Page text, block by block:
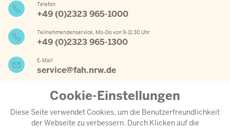
Telefon
+49 (0)2323 965-1000
Teilnehmendenservice, Mo-Do von 9-11:30 Uhr
+49 (0)2323 965-1300
E-Mail
service@fah.nrw.de
Wichtige LinksCookie-Einstellungen
Diese Seite verwendet Cookies, um die Benutzerfreundlichkeit
der Webseite zu verbessern. Durch Klicken auf die